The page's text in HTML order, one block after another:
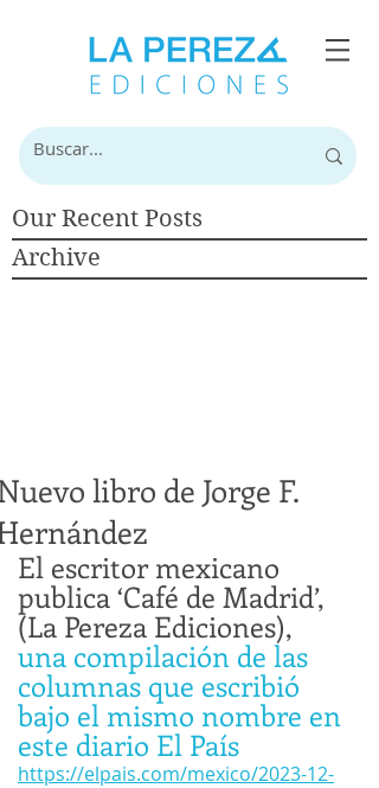
Our Recent Posts
Archive
libro de Jorge F.
El escritor mexicano
publica ‘Café de Madrid’,
(La Pereza Ediciones),
una compilación de las
columnas que escribió
bajo el mismo nombre en
este diario El País
https://elpais.com/mexico/2023-12-